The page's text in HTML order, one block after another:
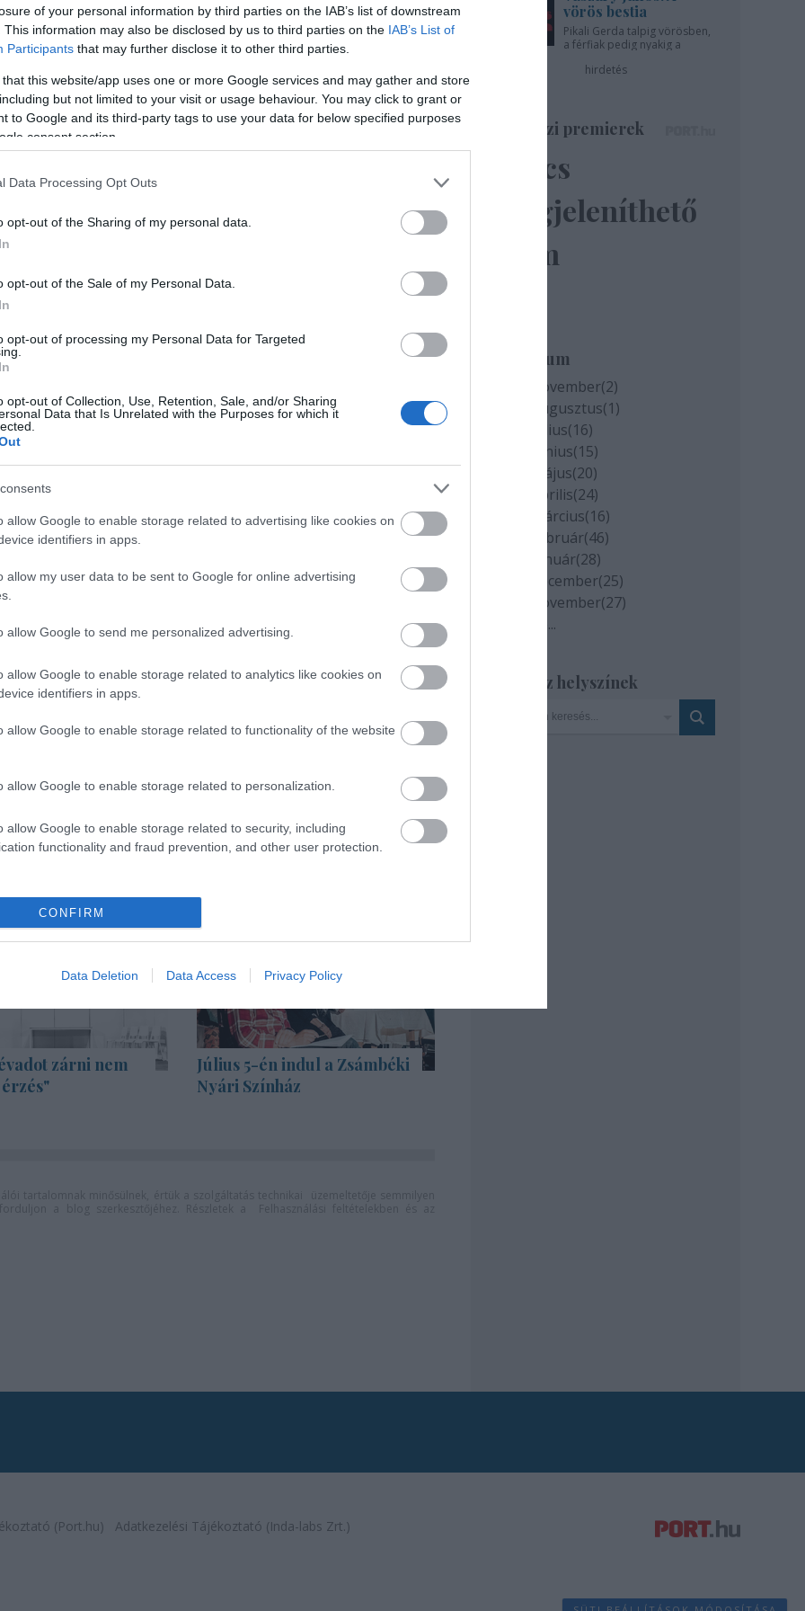
of your personal information by third parties on the IAB’s list of downstream
This information may also be disclosed by us to third parties on the IAB’s List of
Participants that may further disclose it to other third parties.
that this website/app uses one or more Google services and may gather and store
but not limited to your visit or usage behaviour. You may click to grant or
to Google and its third-party tags to use your data for below specified purposes
consent section.
Data Processing Opt Outs
opt-out of the Sharing of my personal data.
opt-out of the Sale of my Personal Data.
opt-out of processing my Personal Data for Targeted
opt-out of Collection, Use, Retention, Sale, and/or Sharing
Data that Is Unrelated with the Purposes for which it
allow Google to enable storage related to advertising like cookies on
identifiers in apps.
allow my user data to be sent to Google for online advertising
allow Google to send me personalized advertising.
allow Google to enable storage related to analytics like cookies on
identifiers in apps.
allow Google to enable storage related to functionality of the website
allow Google to enable storage related to personalization.
allow Google to enable storage related to security, including
functionality and fraud prevention, and other user protection.
CONFIRM
Data Deletion Data Access Privacy Policy
a program négy szintje más és más lehetőségeket
és kedvezményeket tartalmaz, mint az eseti
előtti e-mailes emlékeztető, CD- és
hírlevél. A további szinteken az 5-10-15%-os
jegy elővásárlási lehetőségek is elérhetők, illetve
tagjai a kulisszák mögé látogatva akár
hazai és nemzetközi művészeivel.
rendszernek, amellyel a Müpa nemzetközi szinten is
szolgálja ki a közönség igényeit a nézői
fórumokon Európa számos kulturális
iránt.
Forrás: Müpa
zárni nem
Július 5-én indul a Zsámbéki
Nyári Színház
vörös bestia
Pikali Gerda talpig vörösben,
a férfiak pedig nyakig a
hirdetés
Színházi premierek
Nincs
megjeleníthető
elem
Archívum
2020 november(2)
2020 augusztus(1)
2020 július(16)
2020 június(15)
2020 május(20)
2020 április(24)
2020 március(16)
2020 február(46)
2020 január(28)
2019 december(25)
2019 november(27)
...
Szinház helyszínek
(Port.hu) Adatkezelési Tájékoztató (Inda-labs Zrt.)